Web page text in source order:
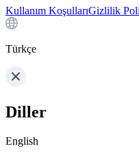
Kullanım KoşullarıGizlilik
Türkçe
Diller
English